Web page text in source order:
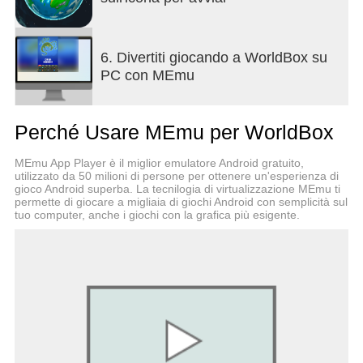
magia e pennelli. Usa diversi tipi di pixel per
colorare. Sii creativo!
Sperimenta
nel tuo gioco Sandbox. Gioca con
diverse creature e poteri nella simulazione del
mondo magico
Diventa un Diodel tuo mondo di pixel art. Crea
vita e costruisci la civiltà di diverse razze
mitologiche. Costruisci il mondo dei tuoi sogni!
Puoi giocare a questo gioco Sandbox offline senza
connessione wi-fi o internet
Se si verificano problemi, si prega di mettersi in
Lascia un feedback o un suggerimento se vuoi
6. Divertiti giocando a WorldBox su
PC con MEmu
Perché Usare MEmu per WorldBox
MEmu App Player è il miglior emulatore Android gratuito,
utilizzato da 50 milioni di persone per ottenere un'esperienza di
gioco Android superba. La tecnilogia di virtualizzazione MEmu ti
permette di giocare a migliaia di giochi Android con semplicità sul
tuo computer, anche i giochi con la grafica più esigente.